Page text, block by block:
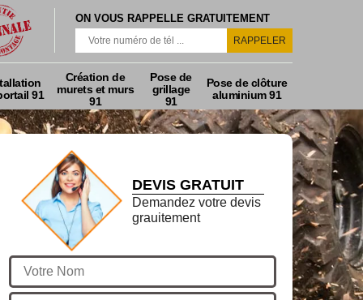
ON VOUS RAPPELLE GRATUITEMENT
91
Création de
murets et murs
91
Pose de
grillage
91
Pose de clôture
aluminium 91
DEVIS GRATUIT
Demandez votre devis
grauitement